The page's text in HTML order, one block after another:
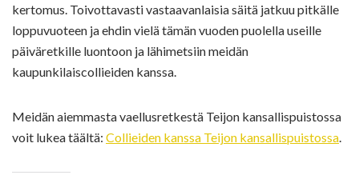
kertomus. Toivottavasti vastaavanlaisia säitä jatkuu pitkälle
loppuvuoteen ja ehdin vielä tämän vuoden puolella useille
päiväretkille luontoon ja lähimetsiin meidän
kaupunkilaiscollieiden kanssa.
Meidän aiemmasta vaellusretkestä Teijon kansallispuistossa
voit lukea täältä: Collieiden kanssa Teijon kansallispuistossa.